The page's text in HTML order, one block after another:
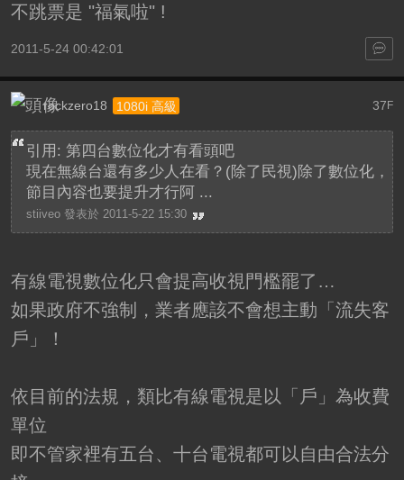
不跳票是 "福氣啦" !
2011-5-24 00:42:01
37 F
rockzero18 1080i 高級
引用: 第四台數位化才有看頭吧
現在無線台還有多少人在看？(除了民視)除了數位化，
節目內容也要提升才行阿 ...
stiiveo 發表於 2011-5-22 15:30
有線電視數位化只會提高收視門檻罷了…
如果政府不強制，業者應該不會想主動「流失客
戶」！
依目前的法規，類比有線電視是以「戶」為收費
單位
即不管家裡有五台、十台電視都可以自由合法分